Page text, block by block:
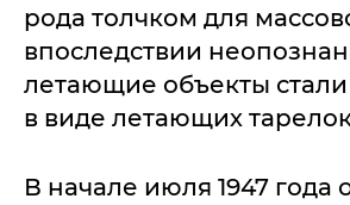
рода толчком для
впоследствии
летающие объекты
в виде летающих
В начале июля 1947 года